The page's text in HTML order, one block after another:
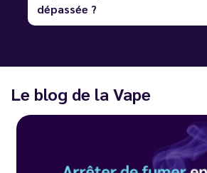
dépassée ?
Le blog de la Vape